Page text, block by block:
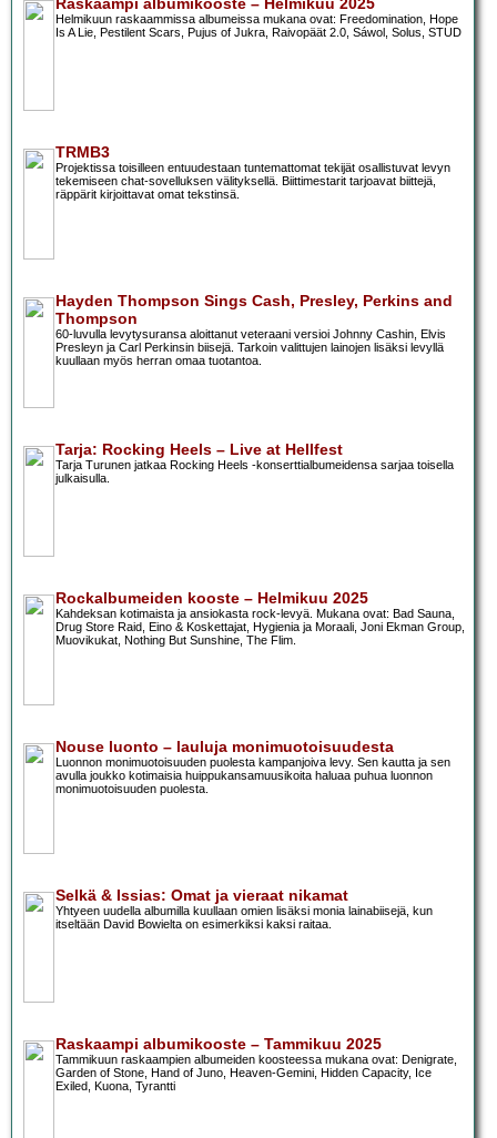
Helmikuun raskaammissa albumeissa mukana ovat: Freedomination, Hope
Is A Lie, Pestilent Scars, Pujus of Jukra, Raivopäät 2.0, Sáwol, Solus, STUD
TRMB3
Projektissa toisilleen entuudestaan tuntemattomat tekijät osallistuvat levyn
tekemiseen chat-sovelluksen välityksellä. Biittimestarit tarjoavat biittejä,
räppärit kirjoittavat omat tekstinsä.
Hayden Thompson Sings Cash, Presley, Perkins and
Thompson
60-luvulla levytysuransa aloittanut veteraani versioi Johnny Cashin, Elvis
Presleyn ja Carl Perkinsin biisejä. Tarkoin valittujen lainojen lisäksi levyllä
kuullaan myös herran omaa tuotantoa.
Tarja: Rocking Heels – Live at Hellfest
Tarja Turunen jatkaa Rocking Heels -konserttialbumeidensa sarjaa toisella
julkaisulla.
Rockalbumeiden kooste – Helmikuu 2025
Kahdeksan kotimaista ja ansiokasta rock-levyä. Mukana ovat: Bad Sauna,
Drug Store Raid, Eino & Koskettajat, Hygienia ja Moraali, Joni Ekman Group,
Muovikukat, Nothing But Sunshine, The Flim.
Nouse luonto – lauluja monimuotoisuudesta
Luonnon monimuotoisuuden puolesta kampanjoiva levy. Sen kautta ja sen
avulla joukko kotimaisia huippukansamuusikoita haluaa puhua luonnon
monimuotoisuuden puolesta.
Selkä & Issias: Omat ja vieraat nikamat
Yhtyeen uudella albumilla kuullaan omien lisäksi monia lainabiisejä, kun
itseltään David Bowielta on esimerkiksi kaksi raitaa.
Raskaampi albumikooste – Tammikuu 2025
Tammikuun raskaampien albumeiden koosteessa mukana ovat: Denigrate,
Garden of Stone, Hand of Juno, Heaven-Gemini, Hidden Capacity, Ice
Exiled, Kuona, Tyrantti